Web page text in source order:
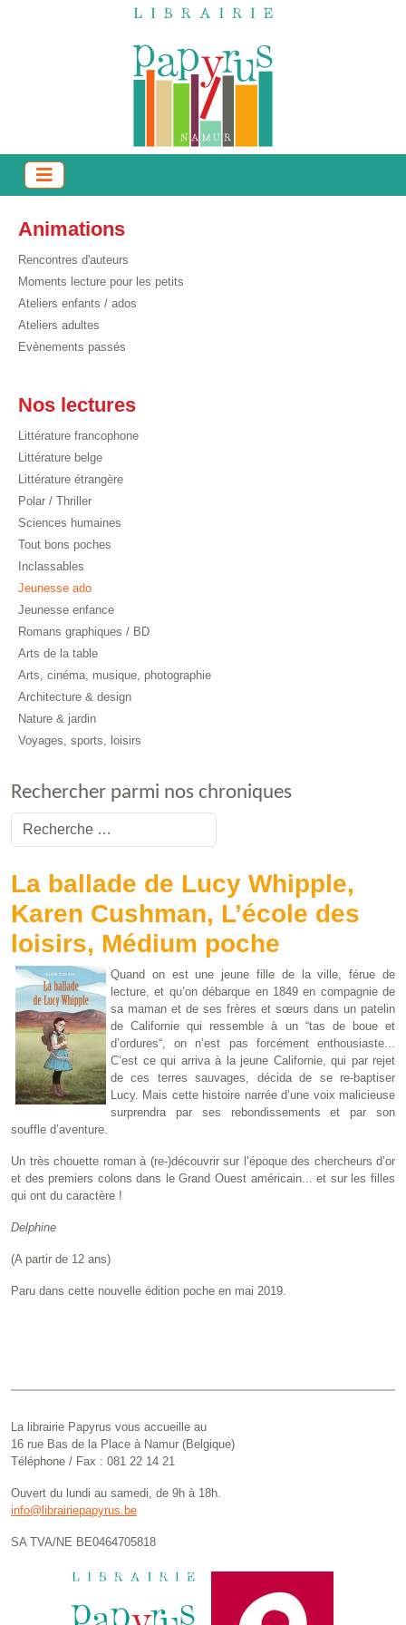
Animations
Rencontres d'auteurs
Moments lecture pour les petits
Ateliers enfants / ados
Ateliers adultes
Evènements passés
Nos lectures
Littérature francophone
Littérature belge
Littérature étrangère
Polar / Thriller
Sciences humaines
Tout bons poches
Inclassables
Jeunesse ado
Jeunesse enfance
Romans graphiques / BD
Arts de la table
Arts, cinéma, musique, photographie
Architecture & design
Nature & jardin
Voyages, sports, loisirs
Rechercher parmi nos chroniques
Valider
La ballade de Lucy Whipple,
Karen Cushman, L’école des
loisirs, Médium poche
Quand on est une jeune fille de la ville, férue de
lecture, et qu’on débarque en 1849 en compagnie de
sa maman et de ses frères et sœurs dans un patelin
de Californie qui ressemble à un “tas de boue et
d’ordures“, on n’est pas forcément enthousiaste...
C’est ce qui arriva à la jeune Californie, qui par rejet
de ces terres sauvages, décida de se re-baptiser
Lucy. Mais cette histoire narrée d’une voix malicieuse
surprendra par ses rebondissements et par son
souffle d’aventure.
Un très chouette roman à (re-)découvrir sur l’époque des chercheurs d’or
et des premiers colons dans le Grand Ouest américain... et sur les filles
qui ont du caractère !
Delphine
(A partir de 12 ans)
Paru dans cette nouvelle édition poche en mai 2019.
La librairie Papyrus vous accueille au
16 rue Bas de la Place à Namur (Belgique)
Téléphone / Fax : 081 22 14 21
Ouvert du lundi au samedi, de 9h à 18h.
info@librairiepapyrus.be
SA TVA/NE BE0464705818